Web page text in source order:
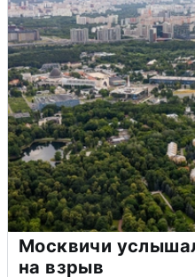
Москвичи
на взрыв